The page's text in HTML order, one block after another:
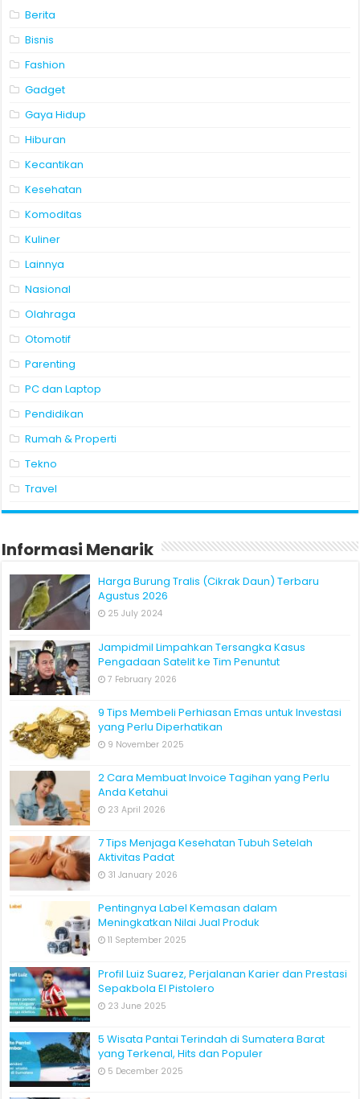
Berita
Bisnis
Fashion
Gadget
Gaya Hidup
Hiburan
Kecantikan
Kesehatan
Komoditas
Kuliner
Lainnya
Nasional
Olahraga
Otomotif
Parenting
PC dan Laptop
Pendidikan
Rumah & Properti
Tekno
Travel
Informasi Menarik
Harga Burung Tralis (Cikrak Daun) Terbaru
Agustus 2026
25 July 2024
Jampidmil Limpahkan Tersangka Kasus
Pengadaan Satelit ke Tim Penuntut
7 February 2026
9 Tips Membeli Perhiasan Emas untuk Investasi
yang Perlu Diperhatikan
9 November 2025
2 Cara Membuat Invoice Tagihan yang Perlu
Anda Ketahui
23 April 2026
7 Tips Menjaga Kesehatan Tubuh Setelah
Aktivitas Padat
31 January 2026
Pentingnya Label Kemasan dalam
Meningkatkan Nilai Jual Produk
11 September 2025
Profil Luiz Suarez, Perjalanan Karier dan Prestasi
Sepakbola El Pistolero
23 June 2025
5 Wisata Pantai Terindah di Sumatera Barat
yang Terkenal, Hits dan Populer
5 December 2025